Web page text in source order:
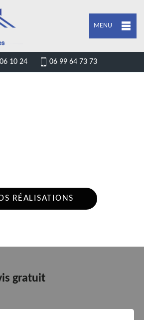
MENU
10 24 06 99 64 73 73
RÉALISATIONS
gratuit